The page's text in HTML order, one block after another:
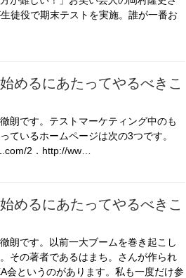
徒役で期末テストを実施。誰が一番お
めるにあたってやるべきこ
朗です。テストマーケティング中のも
ているホームページは次の3つです。
2．http://ww…
めるにあたってやるべきこ
朗です。以前一大ブームを巻き起こし
その著者であるはまち。さんが作られ
会というのがあります。私も一度だけ参